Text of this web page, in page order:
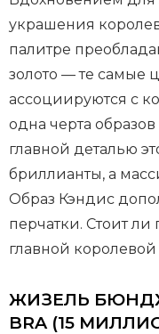
украшения
палитре
золото — те самые
ассоциируются с
одна черта
главной деталью
бриллианты, а
Образ Кэндис
перчатки. Стоит ли
главной
ЖИЗЕЛЬ
BRA (15